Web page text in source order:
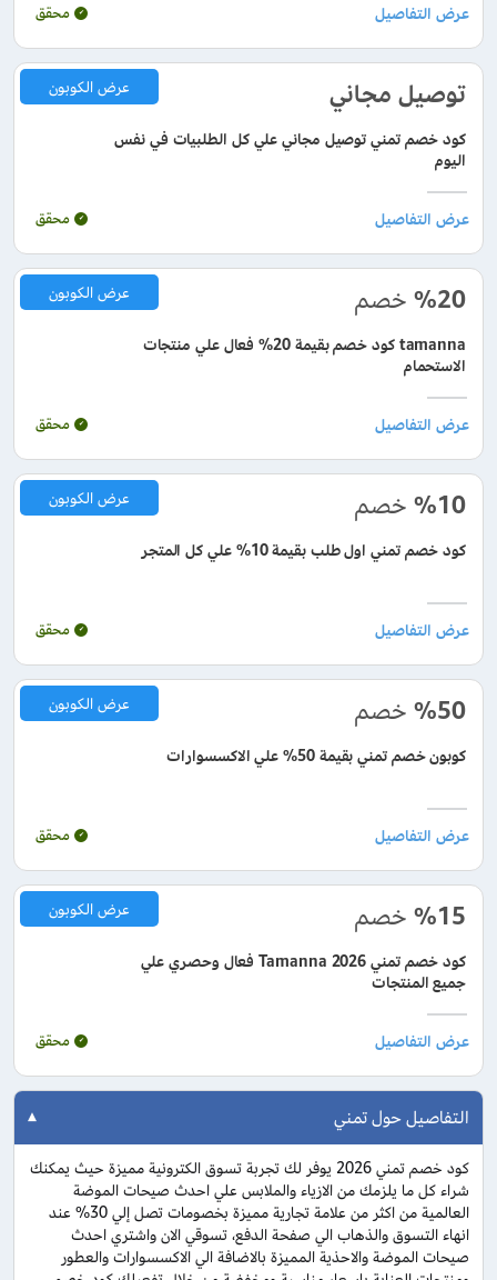
محقق
توصيل مجاني
كود خصم تمني توصيل مجاني علي كل الطلبيات في نفس
اليوم
عرض الكوبون
محقق
%20 خصم
tamanna كود خصم بقيمة 20% فعال علي منتجات
الاستحمام
عرض الكوبون
محقق
%10 خصم
كود خصم تمني اول طلب بقيمة 10% علي كل المتجر
عرض الكوبون
محقق
%50 خصم
كوبون خصم تمني بقيمة 50% علي الاكسسوارات
عرض الكوبون
محقق
%15 خصم
كود خصم تمني 2026 Tamanna فعال وحصري علي
جميع المنتجات
عرض الكوبون
محقق
التفاصيل حول تمني
كود خصم تمني 2026 يوفر لك تجربة تسوق الكترونية مميزة حيث يمكنك
شراء كل ما يلزمك من الازياء والملابس علي احدث صيحات الموضة
العالمية من اكثر من علامة تجارية مميزة بخصومات تصل إلي 30% عند
انهاء التسوق والذهاب الي صفحة الدفع، تسوقي الان واشتري احدث
صيحات الموضة والاحذية المميزة بالاضافة الي الاكسسوارات والعطور